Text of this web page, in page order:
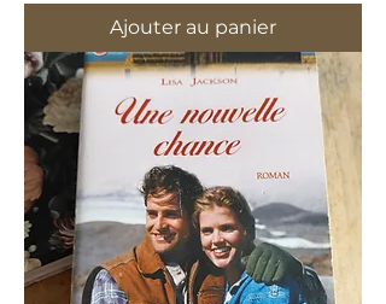
Ajouter au panier